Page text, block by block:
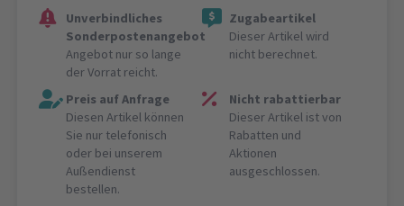
Unverbindliches
Sonderpostenangebot
Angebot nur so lange
der Vorrat reicht.
Zugabeartikel
Dieser Artikel wird
nicht berechnet.
Preis auf Anfrage
Diesen Artikel können
Sie nur telefonisch
oder bei unserem
Außendienst
bestellen.
Nicht rabattierbar
Dieser Artikel ist von
Rabatten und
Aktionen
ausgeschlossen.